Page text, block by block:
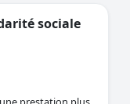
sociale